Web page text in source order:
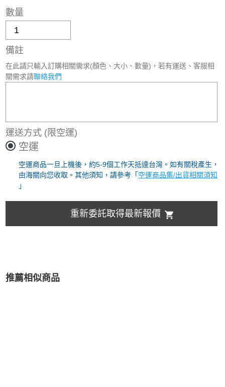
數量
備註
在此請只輸入訂購相關需求(顏色、大小、數量)，若有運送、客服相
關需求請聯絡我們
運送方式 (限空運)
空運
空運商品一旦上機後，約5-9個工作天抵達台灣。如有關稅產生，
由海關向您收取。其他須知，請參考「 空運商品集/出貨相關須知
」
重新委託取得最新報價
推薦相似商品